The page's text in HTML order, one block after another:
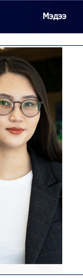
Мэдээ